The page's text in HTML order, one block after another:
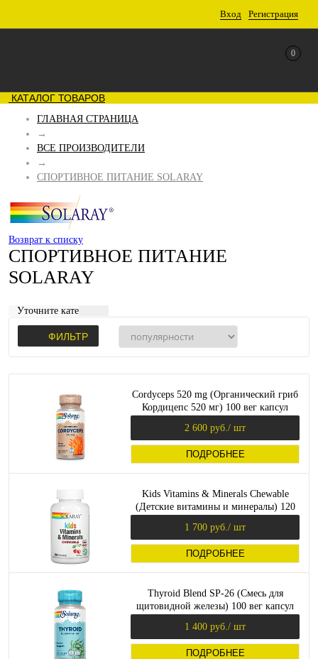
Вход Регистрация
0
КАТАЛОГ ТОВАРОВ
ГЛАВНАЯ СТРАНИЦА
→
ВСЕ ПРОИЗВОДИТЕЛИ
→
СПОРТИВНОЕ ПИТАНИЕ SOLARAY
Возврат к списку
СПОРТИВНОЕ ПИТАНИЕ
SOLARAY
Уточните категорию:
ФИЛЬТР
Cordyceps 520 mg (Органический гриб
Кордицепс 520 мг) 100 вег капсул
2 600 руб. / шт
ПОДРОБНЕЕ
Kids Vitamins & Minerals Chewable
(Детские витамины и минералы) 120
1 700 руб. / шт
ПОДРОБНЕЕ
Thyroid Blend SP-26 (Смесь для
щитовидной железы) 100 вег капсул
1 400 руб. / шт
ПОДРОБНЕЕ